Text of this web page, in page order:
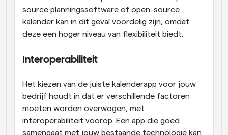
source planningssoftware of open-source
kalender kan in dit geval voordelig zijn, omdat
deze een hoger niveau van flexibiliteit biedt.
Interoperabiliteit
Het kiezen van de juiste kalenderapp voor jouw
bedrijf houdt in dat er verschillende factoren
moeten worden overwogen, met
interoperabiliteit voorop. Een app die goed
samengaat met jouw bestaande technologie kan